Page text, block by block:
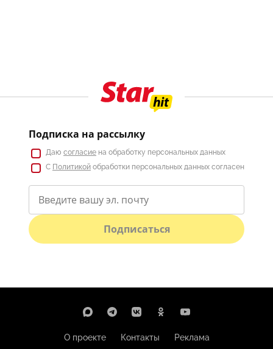
Подписка на рассылку
Даю согласие на обработку персональных данных
С Политикой обработки персональных данных согласен
Подписаться
О проекте Контакты
Реклама